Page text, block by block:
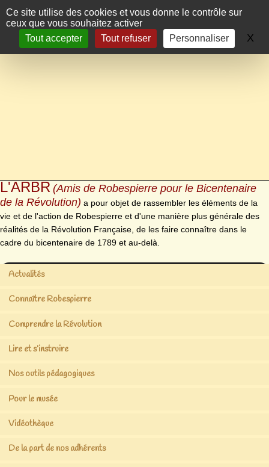
Panneau de gestion des cookies
Ce site utilise des cookies et vous donne le contrôle sur
ceux que vous souhaitez activer
Tout accepter
Tout refuser Personnaliser X
L'ARBR (Amis de Robespierre pour le Bicentenaire
de la Révolution) a pour objet de rassembler les éléments de la
vie et de l'action de Robespierre et d'une manière plus générale des
réalités de la Révolution Française, de les faire connaître dans le
cadre du bicentenaire de 1789 et au-delà.
Actualités
Connaître Robespierre
Comprendre la Révolution
Lire et s’instruire
Nos outils pédagogiques
Pour le musée
Vidéothèque
De la part de nos adhérents